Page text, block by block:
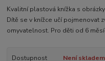
Kvalitní plastová knížka s
Dítě se v knížce učí pojmenovat
omyvatelnost. Pro děti od 6
Dostupnost
Není skladem